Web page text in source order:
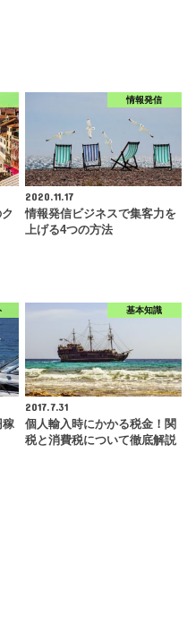
情報発信
2020.11.17
情報発信ビジネスで集客力を
上げる4つの方法
稼
基本知識
2017.7.31
個人輸入時にかかる税金！関
税と消費税について徹底解説